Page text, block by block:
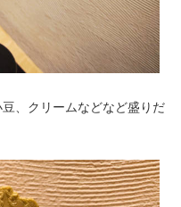
、クリームなどなど盛りだ